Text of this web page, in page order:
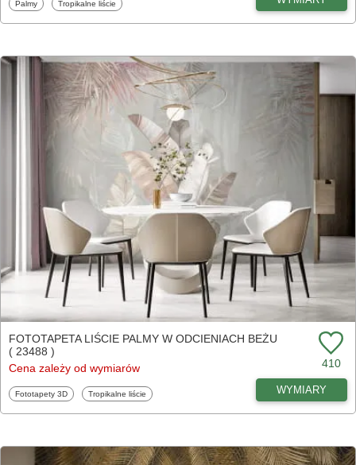
Fototapety
Palmy Fototapety
Tropikalne liście
FOTOTAPETA LIŚCIE PALMY W ODCIENIACH BEŻU
( 23488 )
Cena zależy od wymiarów
410
Fototapety
Fototapety 3D Fototapety
Tropikalne liście WYMIARY